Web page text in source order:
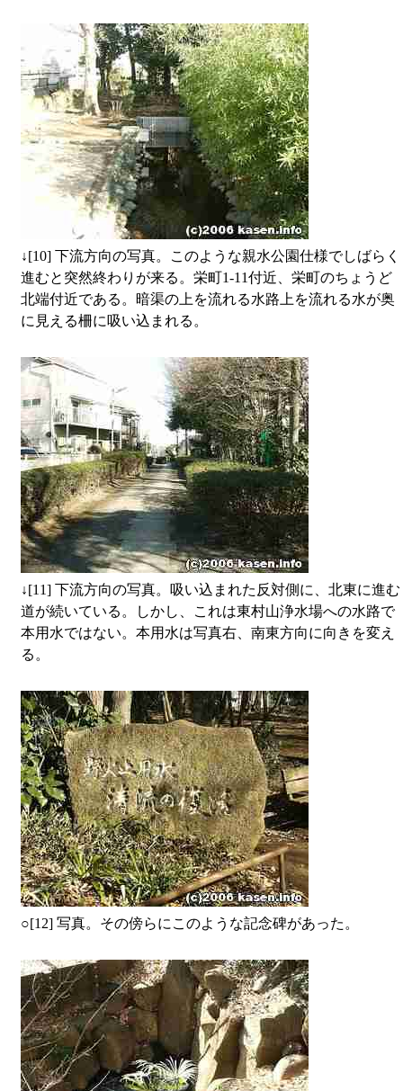
↓[10] 下流方向の写真。このような親水公園仕様でしばらく
進むと突然終わりが来る。栄町1-11付近、栄町のちょうど
北端付近である。暗渠の上を流れる水路上を流れる水が奥
に見える柵に吸い込まれる。
↓[11] 下流方向の写真。吸い込まれた反対側に、北東に進む
道が続いている。しかし、これは東村山浄水場への水路で
本用水ではない。本用水は写真右、南東方向に向きを変え
る。
○[12] 写真。その傍らにこのような記念碑があった。